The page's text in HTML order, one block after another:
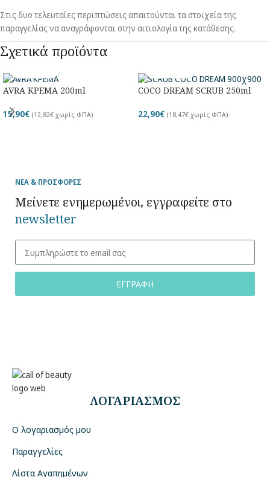
Στις δυο τελευταίες περιπτώσεις απαιτούνται τα στοιχεία της
παραγγελίας να αναγράφονται στην αιτιολογία της κατάθεσης.
Σχετικά προϊόντα
AVRA ΚΡΕΜΑ 200ml
15,90€ (12,82€ χωρίς ΦΠΑ)
COCO DREAM SCRUB 250ml
22,90€ (18,47€ χωρίς ΦΠΑ)
ΝΕΑ & ΠΡΟΣΦΟΡΕΣ
Μείνετε ενημερωμένοι, εγγραφείτε στο
newsletter
ΕΓΓΡΑΦΗ
ΛΟΓΑΡΙΑΣΜΟΣ
Ο λογαριασμός μου
Παραγγελίες
Λίστα Αγαπημένων